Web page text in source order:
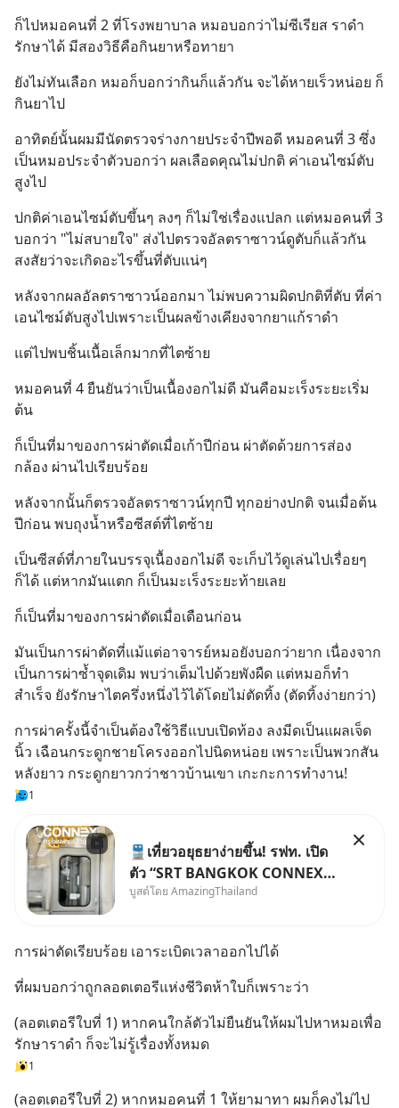
ก็ไปหมอคนที่ 2 ที่โรงพยาบาล หมอบอกว่าไม่ซีเรียส ราดำ
รักษาได้ มีสองวิธีคือกินยาหรือทายา
ยังไม่ทันเลือก หมอก็บอกว่ากินก็แล้วกัน จะได้หายเร็วหน่อย ก็
กินยาไป
อาทิตย์นั้นผมมีนัดตรวจร่างกายประจำปีพอดี หมอคนที่ 3 ซึ่ง
เป็นหมอประจำตัวบอกว่า ผลเลือดคุณไม่ปกติ ค่าเอนไซม์ตับ
สูงไป
ปกติค่าเอนไซม์ตับขึ้นๆ ลงๆ ก็ไม่ใช่เรื่องแปลก แต่หมอคนที่ 3
บอกว่า "ไม่สบายใจ" ส่งไปตรวจอัลตราซาวน์ดูตับก็แล้วกัน
สงสัยว่าจะเกิดอะไรขึ้นที่ตับแน่ๆ
หลังจากผลอัลตราซาวน์ออกมา ไม่พบความผิดปกติที่ตับ ที่ค่า
เอนไซม์ตับสูงไปเพราะเป็นผลข้างเคียงจากยาแก้ราดำ
แต่ไปพบชิ้นเนื้อเล็กมากที่ไตซ้าย
หมอคนที่ 4 ยืนยันว่าเป็นเนื้องอกไม่ดี มันคือมะเร็งระยะเริ่ม
ต้น
ก็เป็นที่มาของการผ่าตัดเมื่อเก้าปีก่อน ผ่าตัดด้วยการส่อง
กล้อง ผ่านไปเรียบร้อย
หลังจากนั้นก็ตรวจอัลตราซาวน์ทุกปี ทุกอย่างปกติ จนเมื่อต้น
ปีก่อน พบถุงน้ำหรือซีสต์ที่ไตซ้าย
เป็นซีสต์ที่ภายในบรรจุเนื้องอกไม่ดี จะเก็บไว้ดูเล่นไปเรื่อยๆ
ก็ได้ แต่หากมันแตก ก็เป็นมะเร็งระยะท้ายเลย
ก็เป็นที่มาของการผ่าตัดเมื่อเดือนก่อน
มันเป็นการผ่าตัดที่แม้แต่อาจารย์หมอยังบอกว่ายาก เนื่องจาก
เป็นการผ่าซ้ำจุดเดิม พบว่าเต็มไปด้วยพังผืด แต่หมอก็ทำ
สำเร็จ ยังรักษาไตครึ่งหนึ่งไว้ได้โดยไม่ตัดทิ้ง (ตัดทิ้งง่ายกว่า)
การผ่าครั้งนี้จำเป็นต้องใช้วิธีแบบเปิดท้อง ลงมีดเป็นแผลเจ็ด
นิ้ว เฉือนกระดูกชายโครงออกไปนิดหน่อย เพราะเป็นพวกสัน
หลังยาว กระดูกยาวกว่าชาวบ้านเขา เกะกะการทำงาน!
1
🚆เที่ยวอยุธยาง่ายขึ้น! รฟท. เปิด
ตัว “SRT BANGKOK CONNEX”
รถไฟชานเมืองปรับอากาศ เชื่อม
ด้วยกัน ตั้งแค่วันที่ 1 สิงหาคม
2569 นี้! ค่าตั๋วเริ
บูสต์โดย AmazingThailand
การผ่าตัดเรียบร้อย เอาระเบิดเวลาออกไปได้
ที่ผมบอกว่าถูกลอตเตอรีแห่งชีวิตห้าใบก็เพราะว่า
(ลอตเตอรีใบที่ 1) หากคนใกล้ตัวไม่ยืนยันให้ผมไปหาหมอเพื่อ
รักษาราดำ ก็จะไม่รู้เรื่องทั้งหมด
1
(ลอตเตอรีใบที่ 2) หากหมอคนที่ 1 ให้ยามาทา ผมก็คงไม่ไป